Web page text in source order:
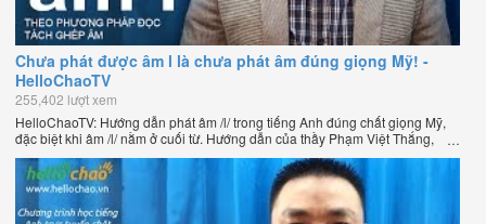
Chưa phát được âm l là chưa phát âm đúng giọng Mỹ! -
HelloChaoTV
255,402 lượt xem
HelloChaoTV: Hướng dẫn phát âm /l/ trong tiếng Anh đúng chất giọng Mỹ,
đặc biệt khi âm /l/ nằm ở cuối từ. Hướng dẫn của thầy Phạm Việt Thắng,
đồng sáng lập HelloChao.vn - Chương trình dạy tiếng Anh trực tuyến chặt
chẽ nhất thế giới.